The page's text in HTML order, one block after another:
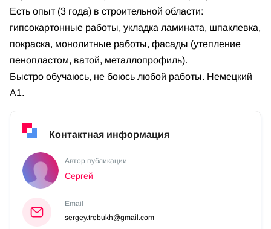
Есть опыт (3 года) в строительной области:
гипсокартонные работы, укладка ламината, шпаклевка,
покраска, монолитные работы, фасады (утепление
пенопластом, ватой, металлопрофиль).
Быстро обучаюсь, не боюсь любой работы. Немецкий
А1.
Контактная информация
Автор публикации
Сергей
Email
sergey.trebukh@gmail.com